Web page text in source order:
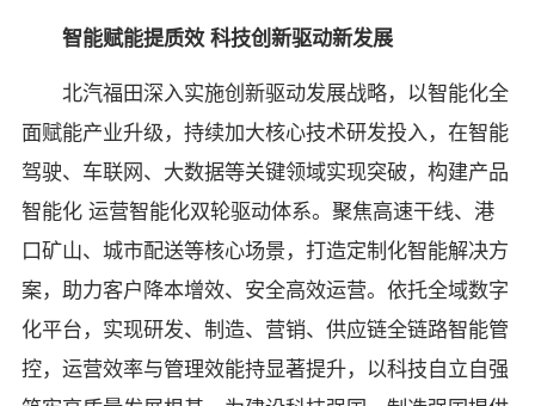
智能赋能提质效 科技创新驱动新发展
北汽福田深入实施创新驱动发展战略，以智能化全
面赋能产业升级，持续加大核心技术研发投入，在智能
驾驶、车联网、大数据等关键领域实现突破，构建产品
智能化 运营智能化双轮驱动体系。聚焦高速干线、港
口矿山、城市配送等核心场景，打造定制化智能解决方
案，助力客户降本增效、安全高效运营。依托全域数字
化平台，实现研发、制造、营销、供应链全链路智能管
控，运营效率与管理效能持显著提升，以科技自立自强